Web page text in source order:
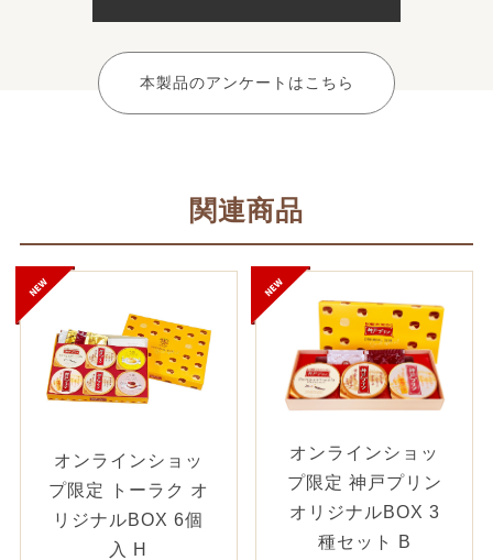
本製品のアンケートはこちら
関連商品
オンラインショッ
プ限定 トーラク オ
リジナルBOX 6個
入 H
オンラインショッ
プ限定 神戸プリン
オリジナルBOX 3
種セット B